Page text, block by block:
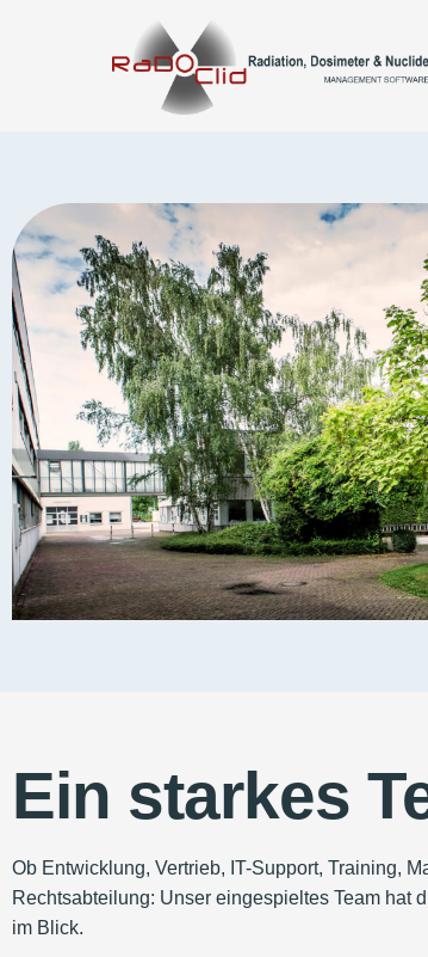
Ein starkes
Ob Entwicklung, Vertrieb, IT-Support, Training,
Rechtsabteilung: Unser eingespieltes Team hat
im Blick.